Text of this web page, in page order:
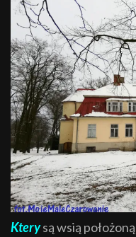
Kterysą wsią